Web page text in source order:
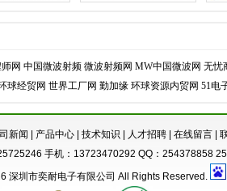
网 中国微波射频 微波射频网 MW中国微波网 无忧
球经贸网 世界工厂网 勤加缘 环球资源内贸网 51电
新闻 产品中心| 技术知识 人才招聘| 在线留言|
手机：13723470292 QQ：254378858
深圳市奕耐电子有限公司 All Rights Reserved.